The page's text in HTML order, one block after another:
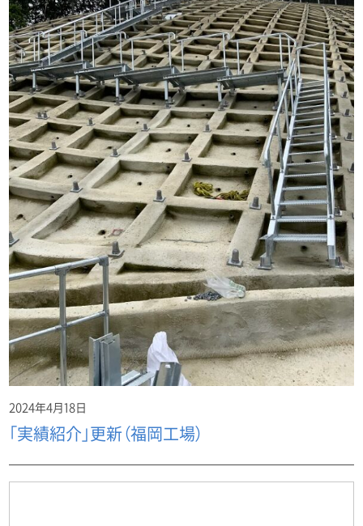
2024年4月18日
「実績紹介」更新（福岡工場）